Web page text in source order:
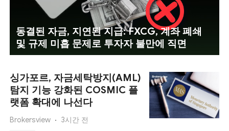
동결된 자금, 지연된 지급: FXCG, 계좌 폐쇄
및 규제 미흡 문제로 투자자 불만에 직면
싱가포르, 자금세탁방지(AML)
탐지 기능 강화된 COSMIC 플
랫폼 확대에 나선다
Brokersview
3시간 전